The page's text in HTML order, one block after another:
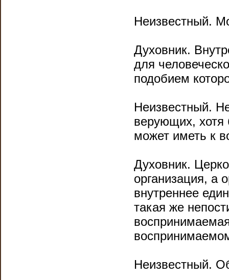
Неизвестный.
Духовник.
для
подобием
Неизвестный.
верующих,
может иметь к
Духовник.
организация, а
внутреннее
такая же
Неизвестный.